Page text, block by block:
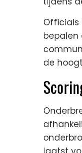
Officials
bepalen
de